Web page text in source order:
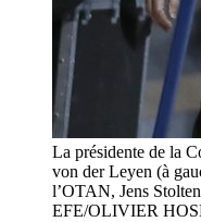
La présidente de la
von der Leyen (à
l’OTAN, Jens
EFE/OLIVIER